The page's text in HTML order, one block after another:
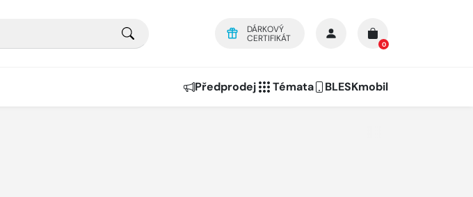
DÁRKOVÝ
CERTIFIKÁT
0
Předprodej Témata BLESKmobil